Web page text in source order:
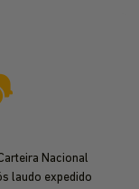
Nacional
laudo expedido